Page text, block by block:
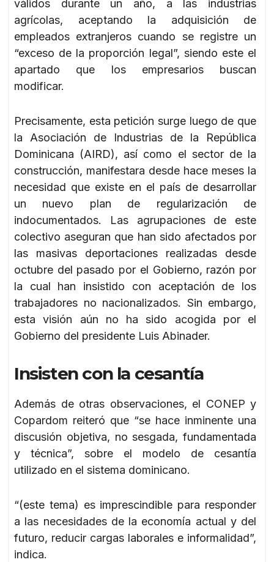
válidos durante un año, a las industrias
agrícolas, aceptando la adquisición de
empleados extranjeros cuando se registre un
“exceso de la proporción legal”, siendo este el
apartado que los empresarios buscan
modificar.
Precisamente, esta petición surge luego de que
la Asociación de Industrias de la República
Dominicana (AIRD), así como el sector de la
construcción, manifestara desde hace meses la
necesidad que existe en el país de desarrollar
un nuevo plan de regularización de
indocumentados. Las agrupaciones de este
colectivo aseguran que han sido afectados por
las masivas deportaciones realizadas desde
octubre del pasado por el Gobierno, razón por
la cual han insistido con aceptación de los
trabajadores no nacionalizados. Sin embargo,
esta visión aún no ha sido acogida por el
Gobierno del presidente Luis Abinader.
Insisten con la cesantía
Además de otras observaciones, el CONEP y
Copardom reiteró que “se hace inminente una
discusión objetiva, no sesgada, fundamentada
y técnica”, sobre el modelo de cesantía
utilizado en el sistema dominicano.
“(este tema) es imprescindible para responder
a las necesidades de la economía actual y del
futuro, reducir cargas laborales e informalidad”,
indica.